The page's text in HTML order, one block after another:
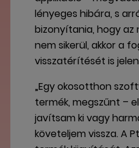
lényeges hibára, s
bizonyítania, hogy az
nem sikerül, akkor a
visszatérítését is
„Egy okosotthon
termék, megszűnt –
javítsam ki vagy
követeljem vissza. A